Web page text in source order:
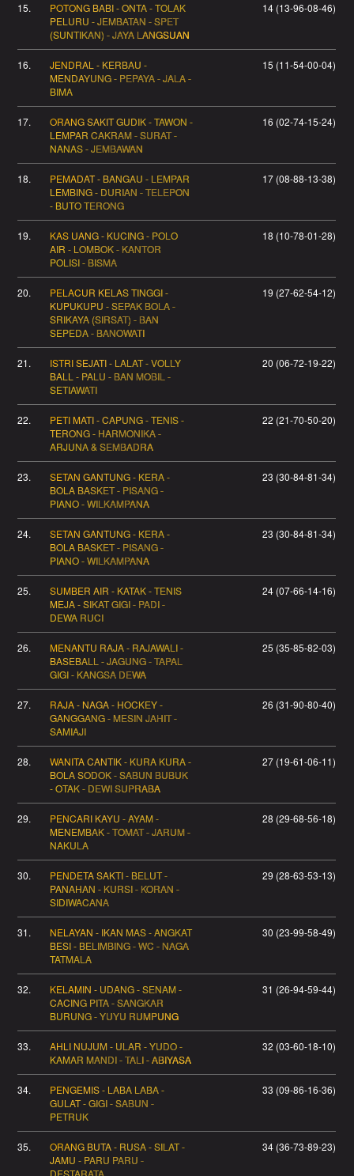
15.
POTONG BABI - ONTA - TOLAK
PELURU - JEMBATAN - SPET
(SUNTIKAN) - JAYA LANGSUAN
14 (13-96-08-46)
16.
JENDRAL - KERBAU -
MENDAYUNG - PEPAYA - JALA -
BIMA
15 (11-54-00-04)
17.
ORANG SAKIT GUDIK - TAWON -
LEMPAR CAKRAM - SURAT -
NANAS - JEMBAWAN
16 (02-74-15-24)
18.
PEMADAT - BANGAU - LEMPAR
LEMBING - DURIAN - TELEPON
- BUTO TERONG
17 (08-88-13-38)
19.
KAS UANG - KUCING - POLO
AIR - LOMBOK - KANTOR
POLISI - BISMA
18 (10-78-01-28)
20.
PELACUR KELAS TINGGI -
KUPUKUPU - SEPAK BOLA -
SRIKAYA (SIRSAT) - BAN
SEPEDA - BANOWATI
19 (27-62-54-12)
21.
ISTRI SEJATI - LALAT - VOLLY
BALL - PALU - BAN MOBIL -
SETIAWATI
20 (06-72-19-22)
22.
PETI MATI - CAPUNG - TENIS -
TERONG - HARMONIKA -
ARJUNA & SEMBADRA
22 (21-70-50-20)
23.
SETAN GANTUNG - KERA -
BOLA BASKET - PISANG -
PIANO - WILKAMPANA
23 (30-84-81-34)
24.
SETAN GANTUNG - KERA -
BOLA BASKET - PISANG -
PIANO - WILKAMPANA
23 (30-84-81-34)
25.
SUMBER AIR - KATAK - TENIS
MEJA - SIKAT GIGI - PADI -
DEWA RUCI
24 (07-66-14-16)
26.
MENANTU RAJA - RAJAWALI -
BASEBALL - JAGUNG - TAPAL
GIGI - KANGSA DEWA
25 (35-85-82-03)
27.
RAJA - NAGA - HOCKEY -
GANGGANG - MESIN JAHIT -
SAMIAJI
26 (31-90-80-40)
28.
WANITA CANTIK - KURA KURA -
BOLA SODOK - SABUN BUBUK
- OTAK - DEWI SUPRABA
27 (19-61-06-11)
29.
PENCARI KAYU - AYAM -
MENEMBAK - TOMAT - JARUM -
NAKULA
28 (29-68-56-18)
30.
PENDETA SAKTI - BELUT -
PANAHAN - KURSI - KORAN -
SIDIWACANA
29 (28-63-53-13)
31.
NELAYAN - IKAN MAS - ANGKAT
BESI - BELIMBING - WC - NAGA
TATMALA
30 (23-99-58-49)
32.
KELAMIN - UDANG - SENAM -
CACING PITA - SANGKAR
BURUNG - YUYU RUMPUNG
31 (26-94-59-44)
33.
AHLI NUJUM - ULAR - YUDO -
KAMAR MANDI - TALI - ABIYASA
32 (03-60-18-10)
34.
PENGEMIS - LABA LABA -
GULAT - GIGI - SABUN -
PETRUK
33 (09-86-16-36)
35.
ORANG BUTA - RUSA - SILAT -
JAMU - PARU PARU -
DESTARATA
34 (36-73-89-23)